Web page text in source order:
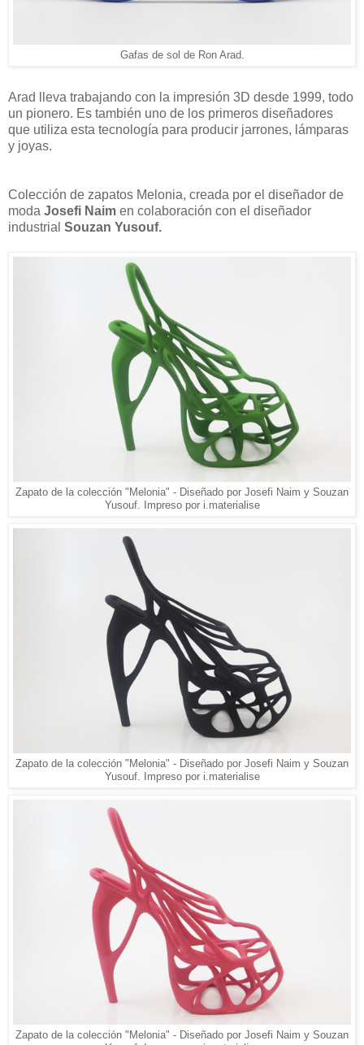
Gafas de sol de Ron Arad.
Arad lleva trabajando con la impresión 3D desde 1999, todo
un pionero. Es también uno de los primeros diseñadores
que utiliza esta tecnología para producir jarrones, lámparas
y joyas.
Colección de zapatos Melonia, creada por el diseñador de
moda Josefi Naim en colaboración con el diseñador
industrial Souzan Yusouf.
Zapato de la colección "Melonia" - Diseñado por Josefi Naim y Souzan
Yusouf. Impreso por i.materialise
Zapato de la colección "Melonia" - Diseñado por Josefi Naim y Souzan
Yusouf. Impreso por i.materialise
Zapato de la colección "Melonia" - Diseñado por Josefi Naim y Souzan